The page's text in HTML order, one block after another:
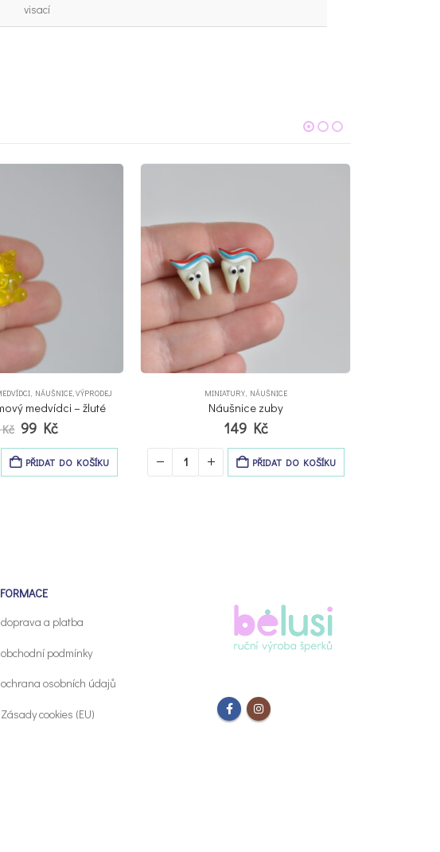
visací
,NÁUŠNICE
zuby
Kč
PŘIDAT DO KOŠÍKU
NÁUŠNICE,DOBROTY GUMOVÝ MEDVÍDCI
Náušnice gumový medvídci – fialové
149 Kč
PŘIDAT DO KOŠÍKU
doprava a platba
obchodní podmínky
ochrana osobních údajů
Zásady cookies (EU)